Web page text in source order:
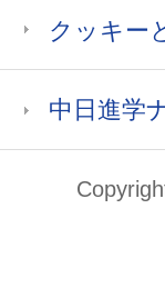
クッキー
中日進学